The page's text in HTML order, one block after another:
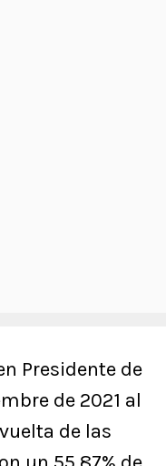
Presidente de
de 2021 al
de las